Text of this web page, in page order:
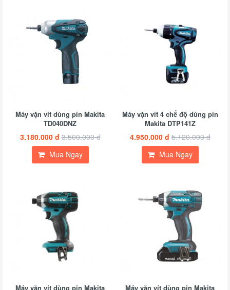
Máy vặn vít dùng pin Makita
TD040DNZ
3.180.000 đ 3.500.000 đ
Mua Ngay
Máy vặn vít 4 chế độ dùng pin
Makita DTP141Z
4.950.000 đ 5.120.000 đ
Mua Ngay
Máy vặn vít dùng pin Makita Máy vặn vít dùng pin Makita